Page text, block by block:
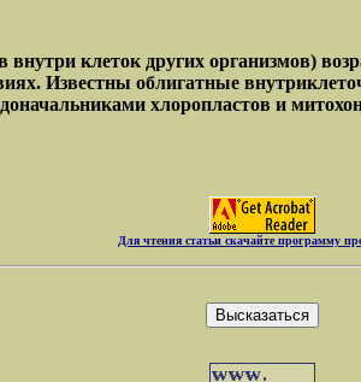
внутри клеток других организмов)
Известны облигатные
хлоропластов и
Для чтения статьи скачайте программу